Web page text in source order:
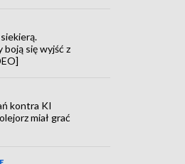
boją się wyjść z
kontra KI
miał grać